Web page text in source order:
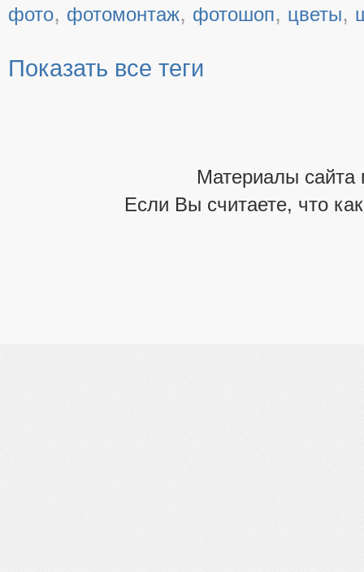
фото, фотомонтаж, фотошоп, цветы,
Показать все теги
Материалы сайта
Если Вы считаете, что